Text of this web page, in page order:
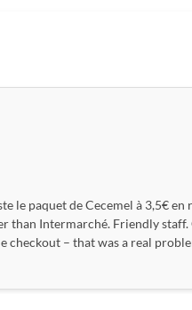
le paquet de Cecemel à 3,5€ en
than Intermarché. Friendly staff.
checkout – that was a real